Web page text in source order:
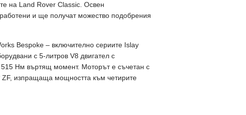
на Land Rover Classic. Освен
и ще получат можество подобрения
Bespoke – включително сериите Islay
с 5-литров V8 двигател с
Нм въртящ момент. Моторът е съчетан с
ZF, изпращаща мощността към четирите